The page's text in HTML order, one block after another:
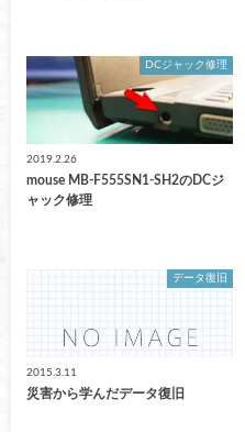
DCジャック修理
2019.2.26
mouse MB-F555SN1-SH2のDCジ
ャック修理
データ復旧
2015.3.11
災害から学んだデータ復旧